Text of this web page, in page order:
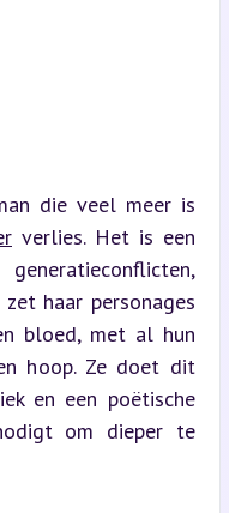
die veel meer is
verlies. Het is een
haar personages
bloed, met al hun
hoop. Ze doet dit
en een poëtische
om dieper te